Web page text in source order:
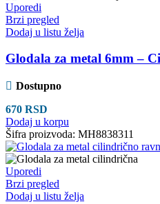
Uporedi
Brzi pregled
Dodaj u listu želja
Glodala za metal 6mm –
Dostupno
670 RSD
Dodaj u korpu
Šifra proizvoda: MH8838311
Uporedi
Brzi pregled
Dodaj u listu želja